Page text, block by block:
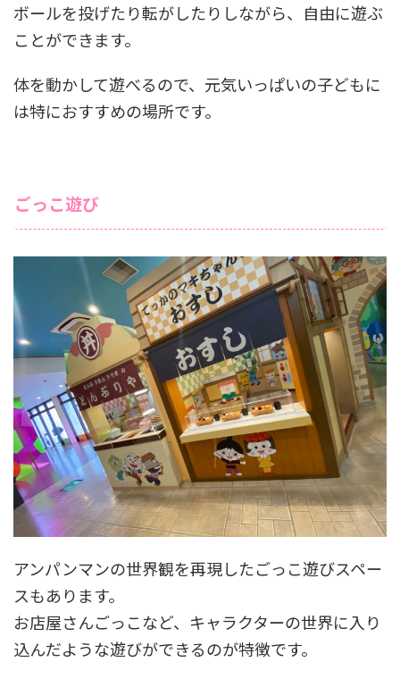
ボールを投げたり転がしたりしながら、自由に遊ぶ
ことができます。
体を動かして遊べるので、元気いっぱいの子どもに
は特におすすめの場所です。
ごっこ遊び
アンパンマンの世界観を再現したごっこ遊びスペー
スもあります。
お店屋さんごっこなど、キャラクターの世界に入り
込んだような遊びができるのが特徴です。